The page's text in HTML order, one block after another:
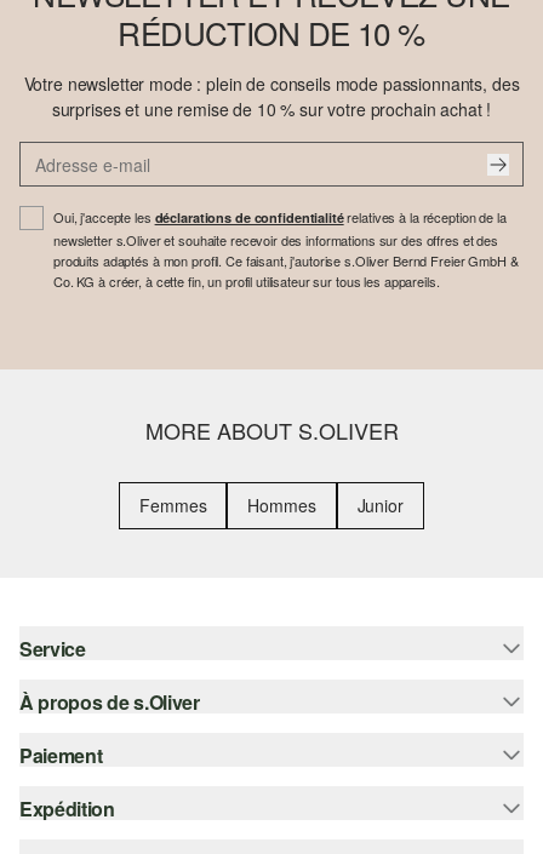
RÉDUCTION DE 10 %
Votre newsletter mode : plein de conseils mode passionnants, des
surprises et une remise de 10 % sur votre prochain achat !
Oui, j'accepte les déclarations de confidentialitérelatives à la réception de la
newsletter s.Oliver et souhaite recevoir des informations sur des offres et des
produits adaptés à mon profil. Ce faisant, j'autorise s.Oliver Bernd Freier GmbH &
Co. KG à créer, à cette fin, un profil utilisateur sur tous les appareils.
MORE ABOUT S.OLIVER
Femmes Hommes Junior
Service
Aide - FAQ
Guide des tailles
À propos de s.Oliver
S'abonner à la Newsletter
s.Oliver Card
Paiement
Sur facture
Expédition